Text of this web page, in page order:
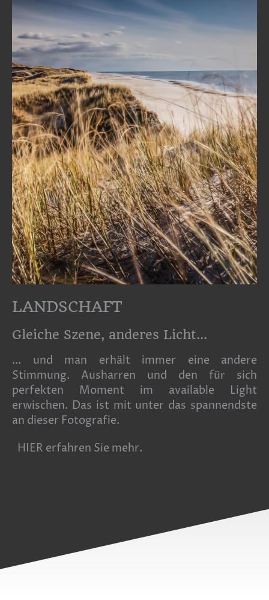
LANDSCHAFT
Gleiche Szene, anderes Licht...
... und man erhält immer eine andere
Stimmung. Ausharren und den für sich
perfekten Moment im available Light
erwischen. Das ist mit unter das spannendste
an dieser Fotografie.
HIER erfahren Sie mehr.